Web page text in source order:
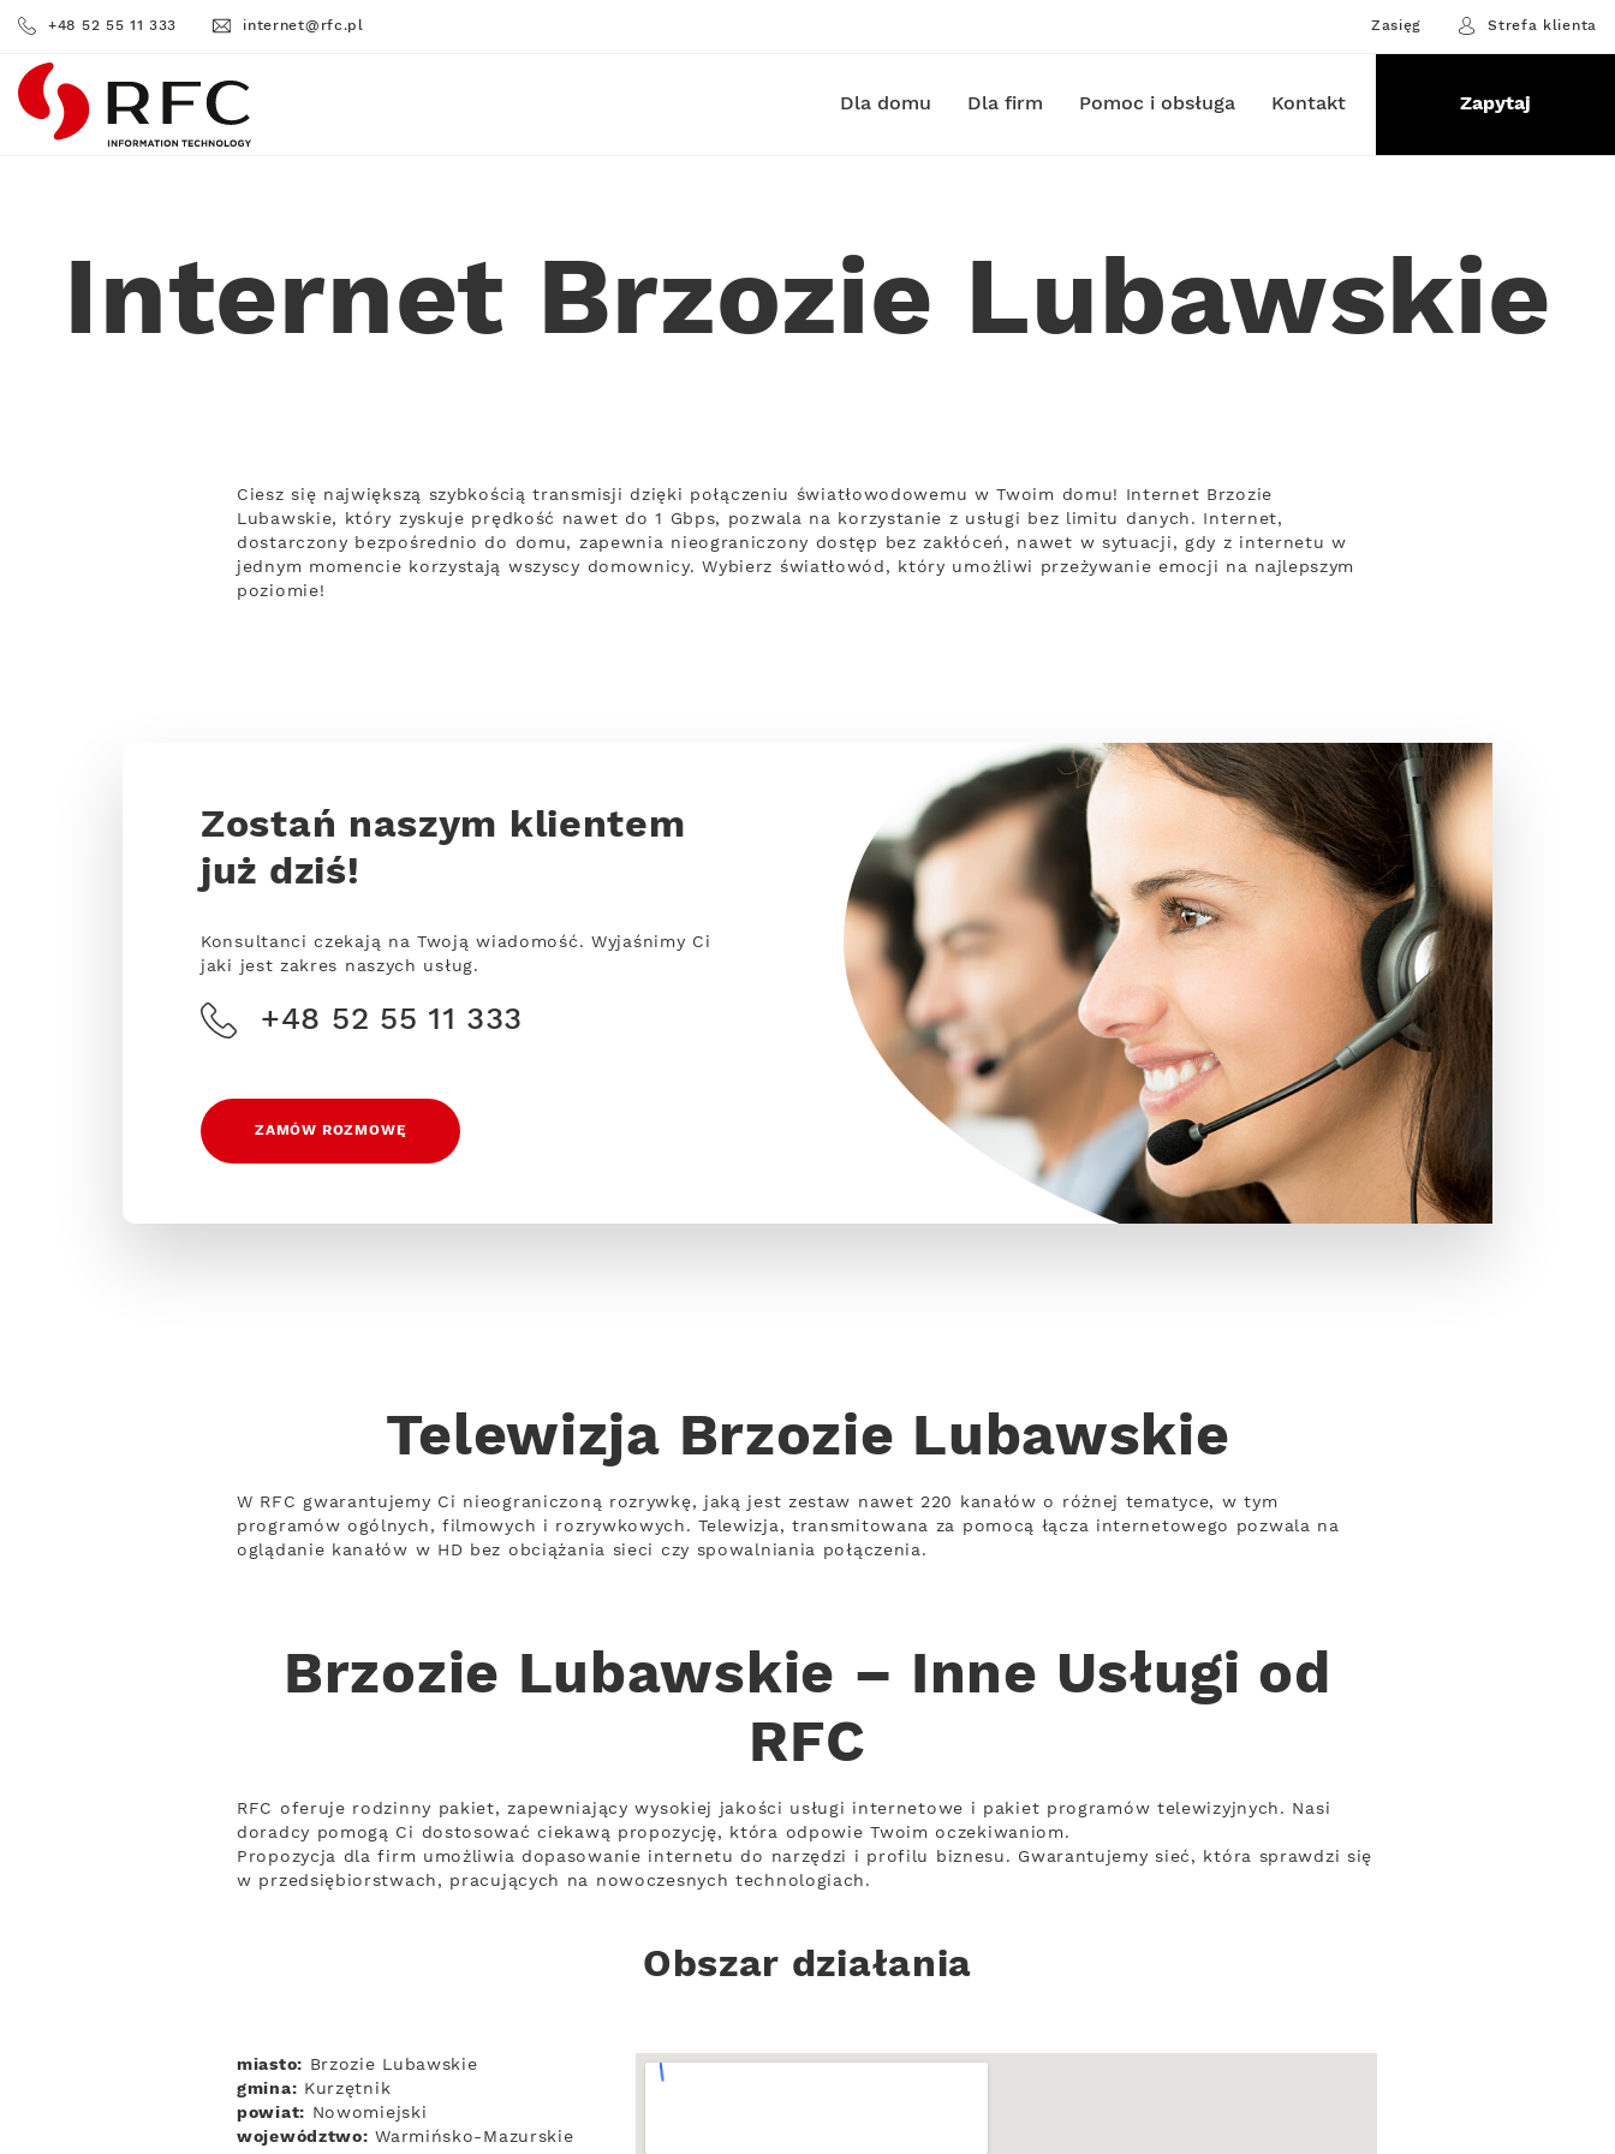
+48 52 55 11 333 internet@rfc.pl Zasięg Strefa klienta
RFC Dla domu Dla firm Pomoc i obsługa Kontakt Zapytaj
Internet Brzozie Lubawskie
Ciesz się największą szybkością transmisji dzięki połączeniu światłowodowemu w Twoim domu! Internet Brzozie
Lubawskie, który zyskuje prędkość nawet do 1 Gbps, pozwala na korzystanie z usługi bez limitu danych. Internet,
dostarczony bezpośrednio do domu, zapewnia nieograniczony dostęp bez zakłóceń, nawet w sytuacji, gdy z internetu w
jednym momencie korzystają wszyscy domownicy. Wybierz światłowód, który umożliwi przeżywanie emocji na najlepszym
poziomie!
Zostań naszym klientem
już dziś!
Konsultanci czekają na Twoją wiadomość. Wyjaśnimy Ci
jaki jest zakres naszych usług.
+48 52 55 11 333
ZAMÓW ROZMOWĘ
Telewizja Brzozie Lubawskie
W RFC gwarantujemy Ci nieograniczoną rozrywkę, jaką jest zestaw nawet 220 kanałów o różnej tematyce, w tym
programów ogólnych, filmowych i rozrywkowych. Telewizja, transmitowana za pomocą łącza internetowego pozwala na
oglądanie kanałów w HD bez obciążania sieci czy spowalniania połączenia.
Brzozie Lubawskie – Inne Usługi od
RFC
RFC oferuje rodzinny pakiet, zapewniający wysokiej jakości usługi internetowe i pakiet programów telewizyjnych. Nasi
doradcy pomogą Ci dostosować ciekawą propozycję, która odpowie Twoim oczekiwaniom.
Propozycja dla firm umożliwia dopasowanie internetu do narzędzi i profilu biznesu. Gwarantujemy sieć, która sprawdzi się
w przedsiębiorstwach, pracujących na nowoczesnych technologiach.
Obszar działania
miasto: Brzozie Lubawskie
gmina: Kurzętnik
powiat: Nowomiejski
województwo: Warmińsko-Mazurskie